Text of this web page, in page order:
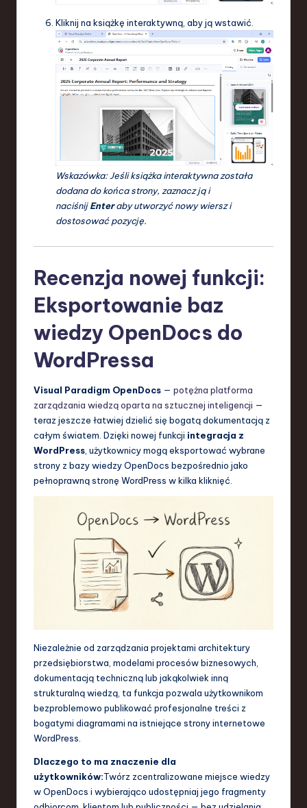
Kliknij na książkę interaktywną, aby ją wstawić.
Wskazówka: Jeśli książka interaktywna została
dodana do końca strony, zaznacz ją i
naciśnijEnteraby utworzyć nowy wiersz i
dostosować pozycję.
Recenzja nowej funkcji:
Eksportowanie baz
wiedzy OpenDocs do
WordPressa
Visual Paradigm OpenDocs — potężna platforma
zarządzania wiedzą oparta na sztucznej inteligencji —
teraz jeszcze łatwiej dzielić się bogatą dokumentacją z
całym światem. Dzięki nowej funkcji integracja z
WordPress , użytkownicy mogą eksportować wybrane
strony z bazy wiedzy OpenDocs bezpośrednio jako
pełnoprawną stronę WordPress w kilka kliknięć.
Niezależnie od zarządzania projektami architektury
przedsiębiorstwa, modelami procesów biznesowych,
dokumentacją techniczną lub jakąkolwiek inną
strukturalną wiedzą, ta funkcja pozwala użytkownikom
bezproblemowo publikować profesjonalne treści z
bogatymi diagramami na istniejące strony internetowe
WordPress.
Dlaczego to ma znaczenie dla
użytkowników:Twórz zcentralizowane miejsce wiedzy
w OpenDocs i wybierająco udostępniaj jego fragmenty